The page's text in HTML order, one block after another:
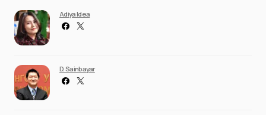
Adiya Idea
D. Sainbayar